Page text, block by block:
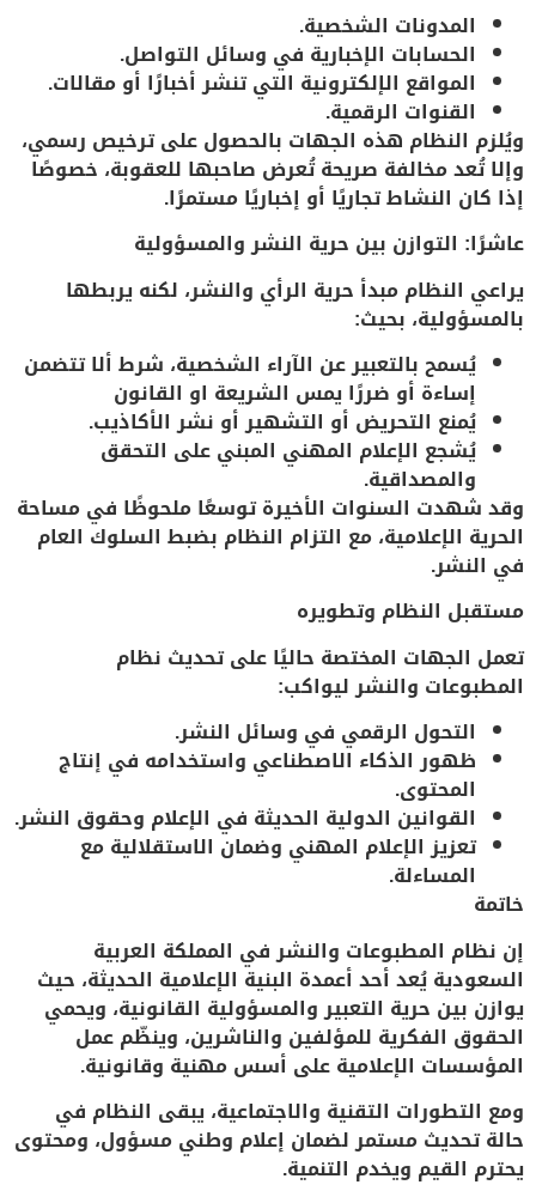
المدونات الشخصية.
الحسابات الإخبارية في وسائل التواصل.
المواقع الإلكترونية التي تنشر أخبارًا أو مقالات.
القنوات الرقمية.
ويُلزم النظام هذه الجهات بالحصول علىترخيص رسمي،
وإلا تُعد مخالفة صريحة تُعرض صاحبها للعقوبة، خصوصًا
إذا كان النشاط تجاريًا أو إخباريًا مستمرًا.
عاشرًا: التوازن بين حرية النشر والمسؤولية
يراعي النظام مبدأ حرية الرأي والنشر، لكنه يربطها
بالمسؤولية، بحيث:
يُسمح بالتعبير عن الآراء الشخصية، شرط ألا تتضمن
إساءة أو ضررًا يمس الشريعة او القانون
يُمنع التحريض أو التشهير أو نشر الأكاذيب.
يُشجع الإعلام المهني المبني على التحقق
والمصداقية.
وقد شهدت السنوات الأخيرةتوسعًا ملحوظًا في مساحة
الحرية الإعلامية، مع التزام النظام بضبط السلوك العام
في النشر.
مستقبل النظام وتطويره
تعمل الجهات المختصة حاليًا علىتحديث نظام
المطبوعات والنشرليواكب:
التحول الرقمي في وسائل النشر.
ظهور الذكاء الاصطناعي واستخدامه في إنتاج
المحتوى.
القوانين الدولية الحديثة في الإعلام وحقوق النشر.
تعزيز الإعلام المهني وضمان الاستقلالية مع
المساءلة.
خاتمة
إن نظام المطبوعات والنشرفي المملكة العربية
السعودية يُعد أحد أعمدة البنية الإعلامية الحديثة، حيث
يوازن بين حرية التعبيروالمسؤولية القانونية، ويحمي
الحقوق الفكرية للمؤلفين والناشرين، وينظّم عمل
المؤسسات الإعلامية على أسس مهنية وقانونية.
ومع التطورات التقنية والاجتماعية، يبقى النظام في
حالة تحديث مستمر لضمان إعلام وطني مسؤول، ومحتوى
يحترم القيم ويخدم التنمية.